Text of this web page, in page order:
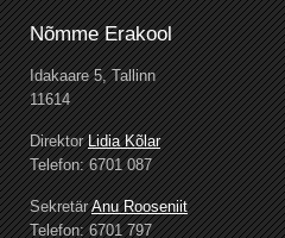
Nõmme Erakool
Idakaare 5, Tallinn
11614
DirektorLidia Kõlar
Telefon: 6701 087
SekretärAnu Rooseniit
Telefon: 6701 797